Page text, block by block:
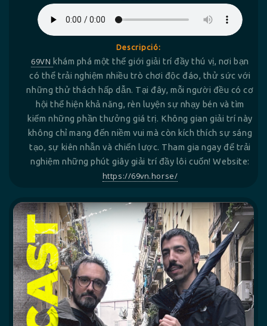
Descripció:
69VN khám phá một thế giới giải trí đầy thú vị, nơi bạn
có thể trải nghiệm nhiều trò chơi độc đáo, thử sức với
những thử thách hấp dẫn. Tại đây, mỗi người đều có cơ
hội thể hiện khả năng, rèn luyện sự nhạy bén và tìm
kiếm những phần thưởng giá trị. Không gian giải trí này
không chỉ mang đến niềm vui mà còn kích thích sự sáng
tạo, sự kiên nhẫn và chiến lược. Tham gia ngay để trải
nghiệm những phút giây giải trí đầy lôi cuốn! Website:
https://69vn.horse/